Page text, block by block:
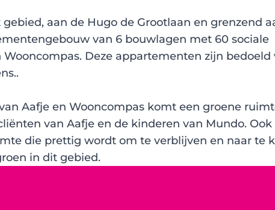
aan de Hugo de Grootlaan en grenzend
van 6 bouwlagen met 60 sociale
Deze appartementen zijn bedoeld
Aafje en Wooncompas komt een groene
van Aafje en de kinderen van Mundo. Ook
die prettig wordt om te verblijven en naar te
in dit gebied.